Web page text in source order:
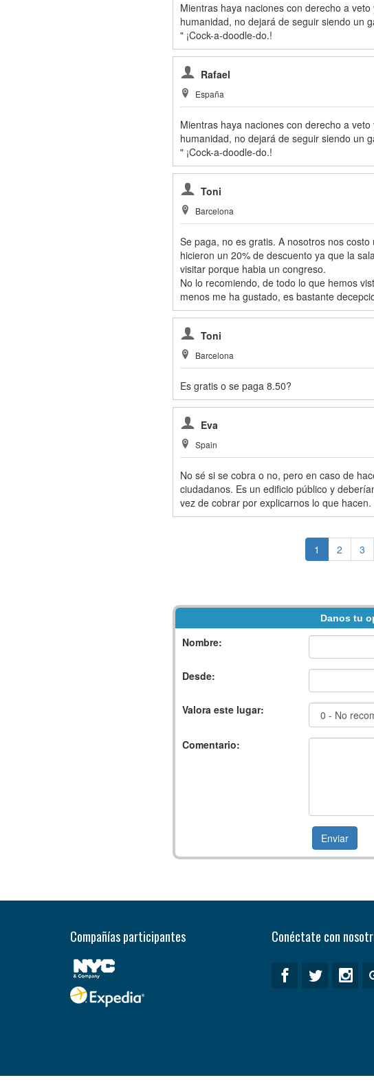
Mientras haya naciones con derecho a
humanidad, no dejará de seguir siendo un
" ¡Cock-a-doodle-do.!
Rafael
España
Mientras haya naciones con derecho a
humanidad, no dejará de seguir siendo un
" ¡Cock-a-doodle-do.!
Toni
Barcelona
Se paga, no es gratis. A nosotros nos
hicieron un 20% de descuento ya que la
visitar porque habia un congreso.
No lo recomiendo, de todo lo que hemos
menos me ha gustado, es bastante
Toni
Barcelona
Es gratis o se paga 8.50?
Eva
Spain
No sé si se cobra o no, pero en caso de
ciudadanos. Es un edificio público y
vez de cobrar por explicarnos lo que hacen.
1 2 3
Danos tu
Nombre:
Desde:
Valora este lugar:
Comentario:
Compañías participantes Conéctate con